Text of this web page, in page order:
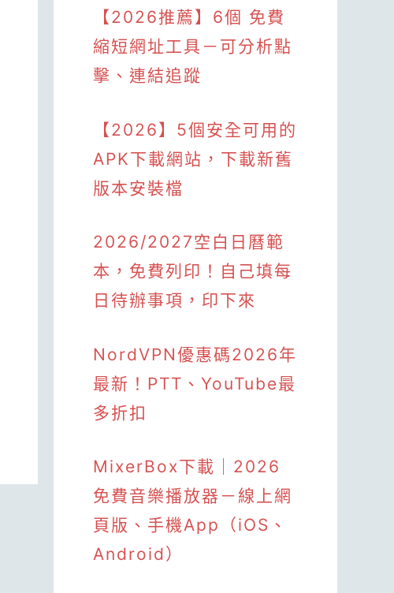
【2026推薦】6個 免費
縮短網址工具－可分析點
擊、連結追蹤
【2026】5個安全可用的
APK下載網站，下載新舊
版本安裝檔
2026/2027空白日曆範
本，免費列印！自己填每
日待辦事項，印下來
NordVPN優惠碼2026年
最新！PTT、YouTube最
多折扣
MixerBox下載｜2026
免費音樂播放器－線上網
頁版、手機App（iOS、
Android）